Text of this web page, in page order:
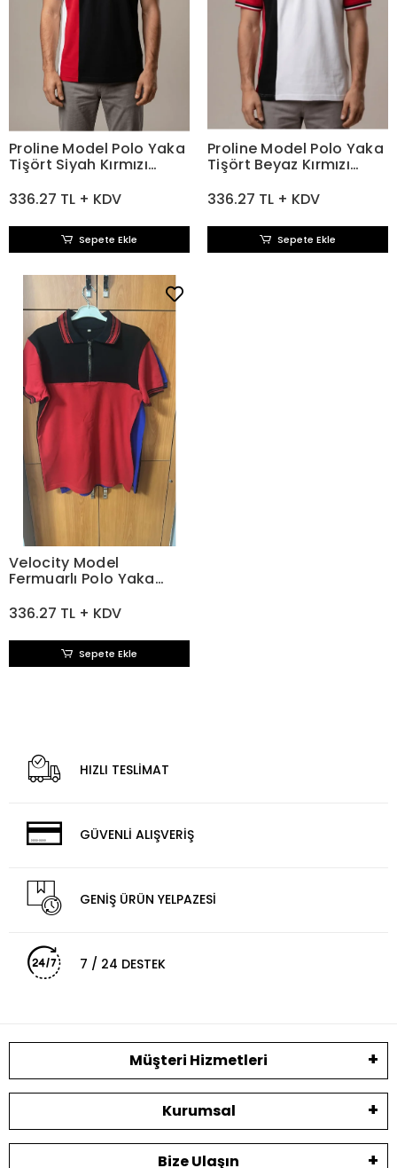
Proline Model Polo Yaka
Tişört Siyah Kırmızı
336.27 TL + KDV
Sepete Ekle
Proline Model Polo Yaka
Tişört Beyaz Kırmızı
336.27 TL + KDV
Sepete Ekle
Velocity Model
Fermuarlı Polo Yaka
336.27 TL + KDV
Sepete Ekle
HIZLI TESLİMAT
GÜVENLİ ALIŞVERİŞ
GENİŞ ÜRÜN YELPAZESİ
7 / 24 DESTEK
Müşteri Hizmetleri
Kurumsal
Bize Ulaşın